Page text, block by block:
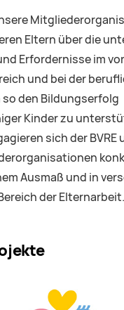
Eltern über die
Erfordernisse im
und bei der
den Bildungserfolg
Kinder zu
sich der BVRE
Ausmaß und in
der Elternarbeit.